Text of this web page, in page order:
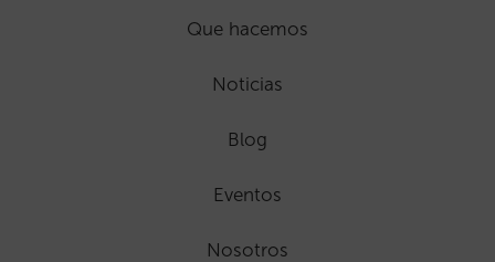
Que hacemos
Noticias
Blog
Eventos
Nosotros